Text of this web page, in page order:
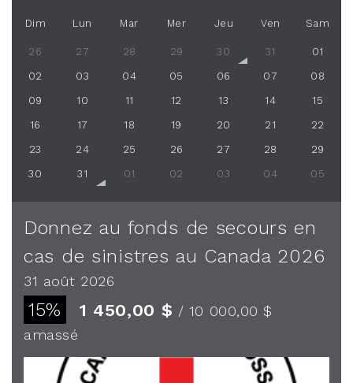
Dim Lun Mar Mer Jeu Ven Sam
26 27 28 29 30 31 01
02 03 04 05 06 07 08
09 10 11 12 13 14 15
16 17 18 19 20 21 22
23 24 25 26 27 28 29
30 31 01 02 03 04 05
Donnez au fonds de secours en
cas de sinistres au Canada 2026
31 août 2026
15% 1 450,00 $ / 10 000,00 $
amassé